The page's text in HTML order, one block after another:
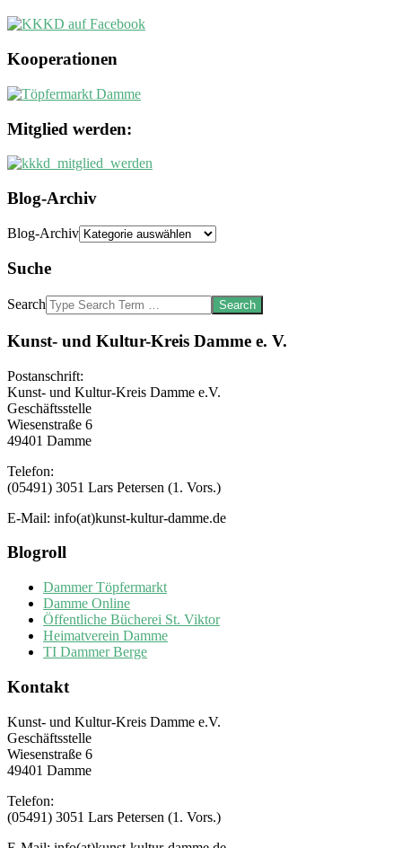
Kooperationen
Mitglied werden:
Blog-Archiv
Blog-Archiv
Suche
Search
Kunst- und Kultur-Kreis Damme e. V.
Postanschrift:
Kunst- und Kultur-Kreis Damme e.V.
Geschäftsstelle
Wiesenstraße 6
49401 Damme
Telefon:
(05491) 3051 Lars Petersen (1. Vors.)
E-Mail: info(at)kunst-kultur-damme.de
Blogroll
Dammer Töpfermarkt
Damme Online
Öffentliche Bücherei St. Viktor
Heimatverein Damme
TI Dammer Berge
Kontakt
Kunst- und Kultur-Kreis Damme e.V.
Geschäftsstelle
Wiesenstraße 6
49401 Damme
Telefon:
(05491) 3051 Lars Petersen (1. Vors.)